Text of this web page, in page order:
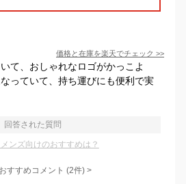
価格と在庫を楽天でチェック >>
て、おしゃれなロゴがかっこよ
っていて、持ち運びにも便利で実
回答された質問
ンズ向けのおすすめは？
すすめコメント (2件) >